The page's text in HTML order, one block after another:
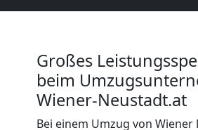
Großes
beim
Wiener-Neustadt.at
Bei einem Umzug von Wiener
Neustadt
Möbeltransport
Wiener